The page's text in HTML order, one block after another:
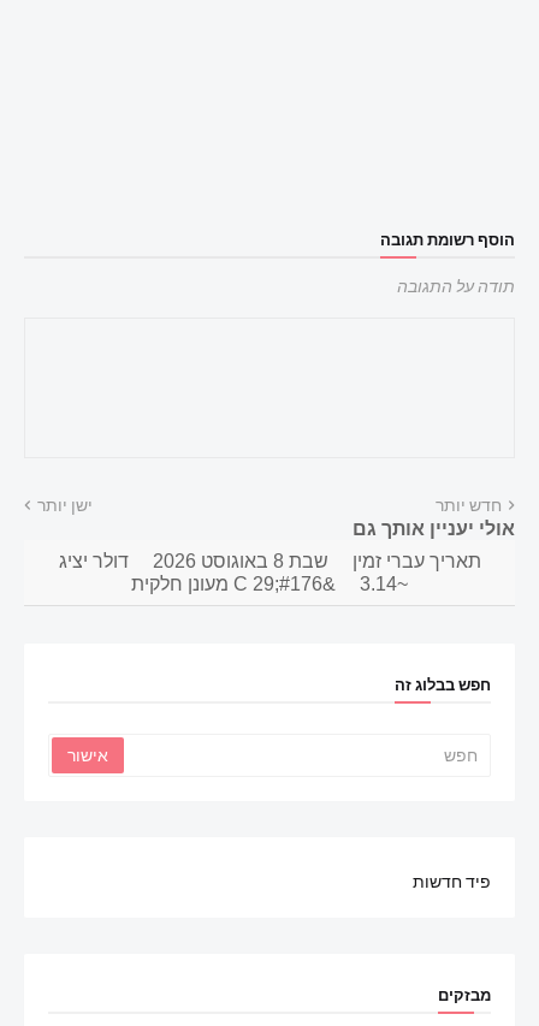
הוסף רשומת תגובה
תודה על התגובה
חדש יותר ישן יותר
אולי יעניין אותך גם
תאריך עברי זמין שבת 8 באוגוסט 2026
דולר יציג
~3.14
&#176;C 29 מעונן חלקית
חפש בבלוג זה
פיד חדשות
מבזקים